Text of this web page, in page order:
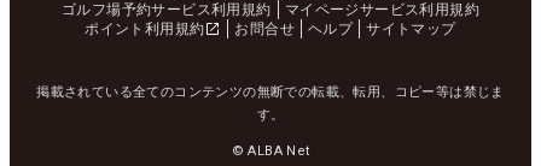
ゴルフ場予約サービス利用規約
マイページサービス利用規約
ポイント利用規約
お問合せ ヘルプ サイトマップ
掲載されている全てのコンテンツの無断での転載、転用、コピー等は禁じま
す。
© ALBA Net